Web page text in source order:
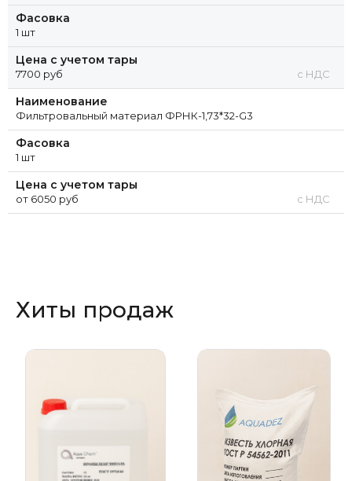
Фасовка
1 шт
Цена с учетом тары
7700 руб с НДС
Наименование
Фильтровальный материал ФРНК-1,73*32-G3
Фасовка
1 шт
Цена с учетом тары
от 6050 руб с НДС
Хиты продаж